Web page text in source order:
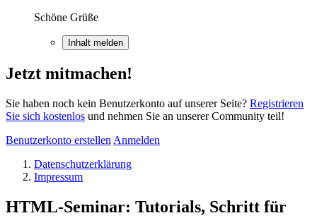
Schöne Grüße
Inhalt melden
Jetzt mitmachen!
Sie haben noch kein Benutzerkonto auf unserer Seite? Registrieren
Sie sich kostenlos und nehmen Sie an unserer Community teil!
Benutzerkonto erstellen Anmelden
Datenschutzerklärung
Impressum
HTML-Seminar: Tutorials, Schritt für